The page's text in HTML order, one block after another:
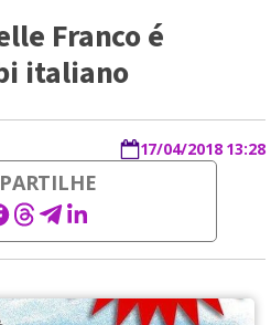
Franco é
italiano
17/04/2018 13:28